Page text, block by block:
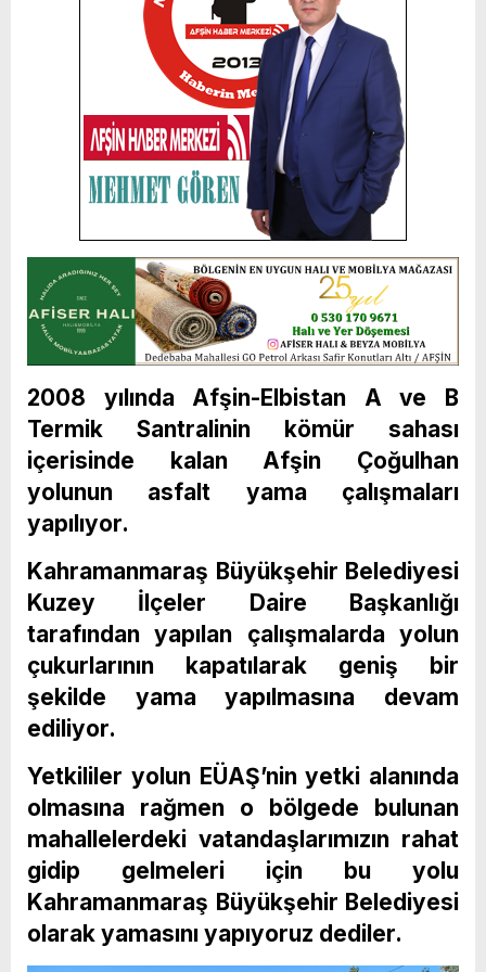
2008 yılında Afşin-Elbistan A ve B
Termik Santralinin kömür sahası
içerisinde kalan Afşin Çoğulhan
yolunun asfalt yama çalışmaları
yapılıyor.
Kahramanmaraş Büyükşehir Belediyesi
Kuzey İlçeler Daire Başkanlığı
tarafından yapılan çalışmalarda yolun
çukurlarının kapatılarak geniş bir
şekilde yama yapılmasına devam
ediliyor.
Yetkililer yolun EÜAŞ’nin yetki alanında
olmasına rağmen o bölgede bulunan
mahallelerdeki vatandaşlarımızın rahat
gidip gelmeleri için bu yolu
Kahramanmaraş Büyükşehir Belediyesi
olarak yamasını yapıyoruz dediler.